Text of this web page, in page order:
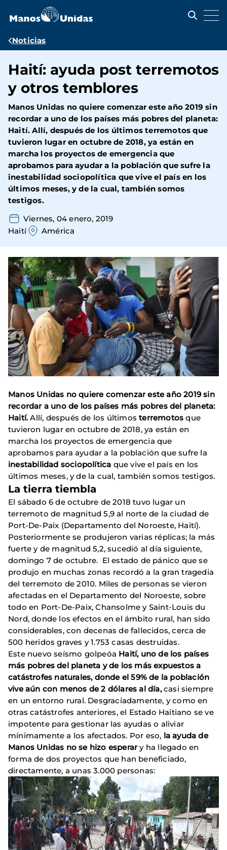
contenido
Ruta
navegación
Noticias
Haití: ayuda post terremotos
y otros temblores
Manos Unidas no quiere comenzar este año 2019 sin
recordar a uno de los países más pobres del planeta:
Haití. Allí, después de los últimos terremotos que
tuvieron lugar en octubre de 2018, ya están en
marcha los proyectos de emergencia que
aprobamos para ayudar a la población que sufre la
inestabilidad sociopolítica que vive el país en los
últimos meses, y de la cual, también somos
testigos.
Viernes, 04 enero, 2019
Haití
América
Manos Unidas no quiere comenzar este año 2019 sin
recordar a uno de los países más pobres del planeta:
Haití.Allí, después de los últimosterremotos que
tuvieron lugar en octubre de 2018, ya están en
marcha los proyectos de emergencia que
aprobamos para ayudar a la población que sufre la
inestabilidad sociopolítica que vive el país en los
últimos meses, y de la cual, también somos testigos.
La tierra tiembla
El sábado 6 de octubre de 2018 tuvo lugar un
terremoto de magnitud 5,9 al norte de la ciudad de
Port-De-Paix (Departamento del Noroeste, Haití).
Posteriormente se produjeron varias réplicas; la más
fuerte y de magnitud 5,2, sucedió al día siguiente,
domingo 7 de octubre. El estado de pánico que se
produjo en muchas zonas recordó a la gran tragedia
del terremoto de 2010. Miles de personas se vieron
afectadas en el Departamento del Noroeste, sobre
todo en Port-De-Paix, Chansolme y Saint-Louis du
Nord, donde los efectos en el ámbito rural, han sido
considerables, con decenas de fallecidos, cerca de
500 heridos graves y 1.753 casas destruidas.
Este nuevo seísmo golpeóa Haití, uno de los países
más pobres del planeta y de los más expuestos a
catástrofes naturales, donde el 59% de la población
vive aún con menos de 2 dólares al día,casi siempre
en un entorno rural. Desgraciadamente, y como en
otras catástrofes anteriores, el Estado Haitiano se ve
impotente para gestionar las ayudas o aliviar
mínimamente a los afectados. Por eso, la ayuda de
Manos Unidas no se hizo esperary ha llegado en
forma de dos proyectos que han beneficiado,
directamente, a unas 3.000 personas: